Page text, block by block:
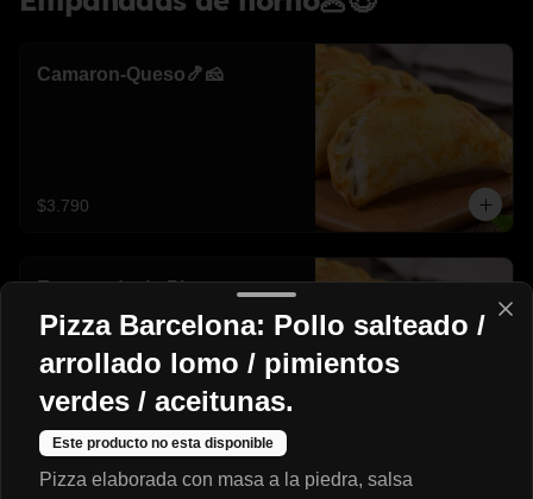
Camaron-Queso🍤🧀
$3.790
Empanada de Pino
Pizza Barcelona: Pollo salteado /
arrollado lomo / pimientos
verdes / aceitunas.
Este producto no esta disponible
Pizza elaborada con masa a la piedra, salsa